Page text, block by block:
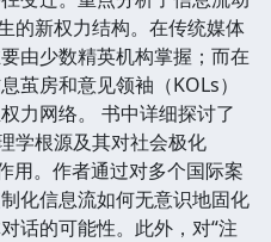
的新权力结构。在传统媒体
由少数精英机构掌握；而在
茧房和意见领袖（KOLs）
力网络。 书中详细探讨了
学根源及其对社会极化
用。作者通过对多个国际案
化信息流如何无意识地固化
话的可能性。此外，对“注